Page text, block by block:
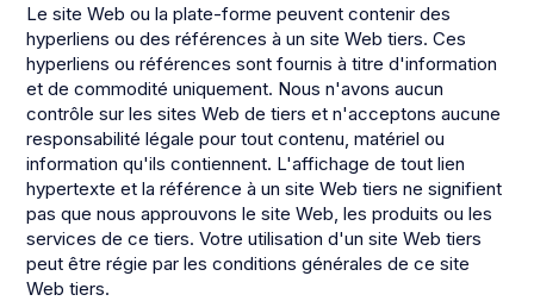
Le site Web ou la plate-forme peuvent contenir des
hyperliens ou des références à un site Web tiers. Ces
hyperliens ou références sont fournis à titre d'information
et de commodité uniquement. Nous n'avons aucun
contrôle sur les sites Web de tiers et n'acceptons aucune
responsabilité légale pour tout contenu, matériel ou
information qu'ils contiennent. L'affichage de tout lien
hypertexte et la référence à un site Web tiers ne signifient
pas que nous approuvons le site Web, les produits ou les
services de ce tiers. Votre utilisation d'un site Web tiers
peut être régie par les conditions générales de ce site
Web tiers.